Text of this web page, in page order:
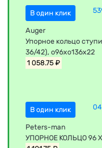
В один клик
Auger
Упорное кольцо
36/42), o96xo136x22
1 058.75 ₽
В один клик
Peters-man
УПОРНОЕ КОЛЬЦО 96 X